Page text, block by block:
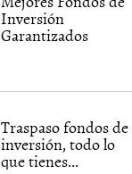
Inversión
Garantizados
Traspaso fondos de
inversión, todo lo
que tienes...